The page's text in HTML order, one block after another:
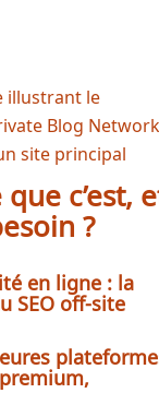
c’est,
?
en ligne : la
SEO off-site